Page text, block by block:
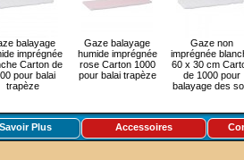
balayage
imprégnée
Carton de
pour balai
trapèze
Gaze balayage
humide imprégnée
rose Carton 1000
pour balai trapèze
Gaze non
imprégnée
60 x 30 cm
de 1000 pour
balayage des
Plus Accessoires